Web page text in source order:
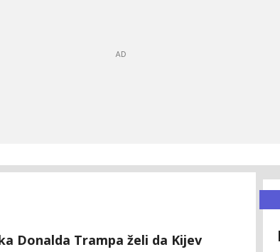
Donalda Trampa želi da Kijev